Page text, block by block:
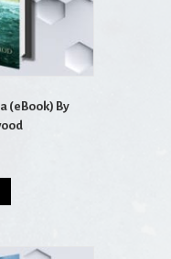
(eBook) By